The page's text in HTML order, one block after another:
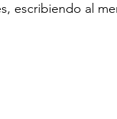
escribiendo al